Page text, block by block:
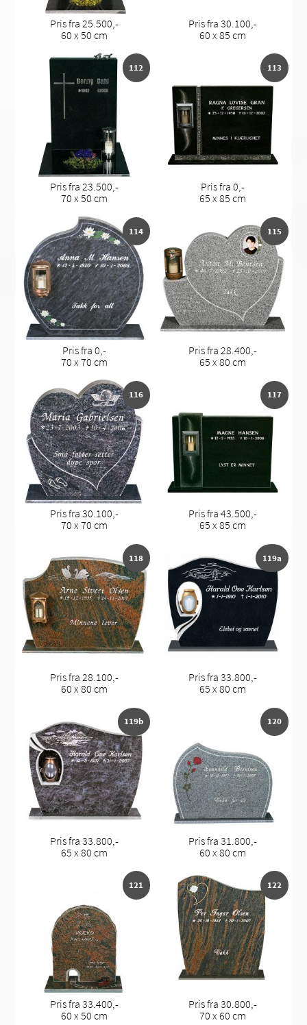
Pris fra 25.500,-
60 x 50 cm
Pris fra 30.100,-
60 x 85 cm
112
Pris fra 23.500,-
70 x 50 cm
113
Pris fra 0,-
65 x 85 cm
114
Pris fra 0,-
70 x 70 cm
115
Pris fra 28.400,-
65 x 80 cm
116
Pris fra 30.100,-
70 x 70 cm
117
Pris fra 43.500,-
65 x 85 cm
118
Pris fra 28.100,-
60 x 80 cm
119a
Pris fra 33.800,-
65 x 80 cm
119b
Pris fra 33.800,-
65 x 80 cm
120
Pris fra 31.800,-
60 x 80 cm
121
Pris fra 33.400,-
60 x 50 cm
122
Pris fra 30.800,-
70 x 60 cm